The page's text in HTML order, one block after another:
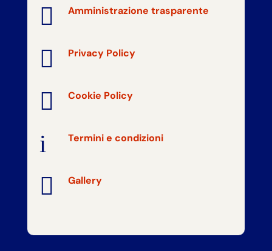
 Amministrazione trasparente
 Privacy Policy
 Cookie Policy
i Termini e condizioni
 Gallery